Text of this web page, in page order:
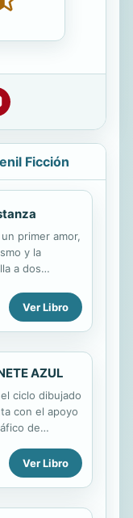
Ficción
primer amor,
y la
a dos
Santiago,
oscilan
cómico, lo
Ver Libro
AZUL
ciclo dibujado
con el apoyo
de
de su
devolvernos
los grandes
Ver Libro